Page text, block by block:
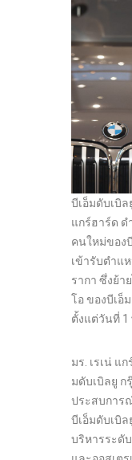
บีเอ็มดับเบิล
แกร์ฮาร์ด
คนใหม่ของ
เข้ารับตำแ
รากา ซึ่งย้
โอ ของบีเอ็
ตั้งแต่วันที่ 1
มร. เรเน่ แ
มดับเบิลยู ก
ประสบการ
บีเอ็มดับเบิ
บริหารระดั